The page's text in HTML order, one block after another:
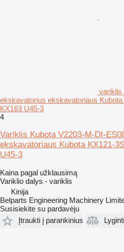
variklis
ekskavatorius ekskavatoriaus
KX163 U45-3
4
Variklis Kubota V2203-M-DI-
ekskavatoriaus Kubota KX121-
U45-3
Kaina pagal užklausimą
Variklio dalys - variklis
Kinija
Belparts Engineering Machinery
Susisiekite su pardavėju
Įtraukti į parankinius
Lyginti